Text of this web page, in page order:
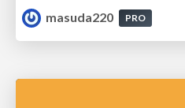
masuda220
PRO